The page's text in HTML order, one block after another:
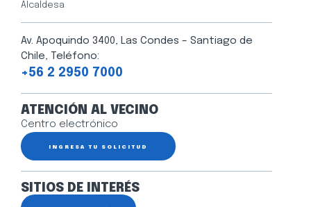
Alcaldesa
Av. Apoquindo 3400, Las Condes – Santiago de
Chile, Teléfono:
+56 2 2950 7000
ATENCIÓN AL VECINO
Centro electrónico
INGRESA TU SOLICITUD
SITIOS DE INTERÉS